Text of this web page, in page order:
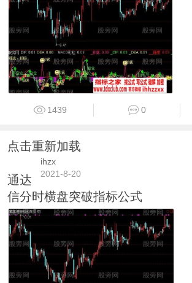
1439 0
点击重新加载
ihzx
2021-8-20
通达
信分时横盘突破指标公式